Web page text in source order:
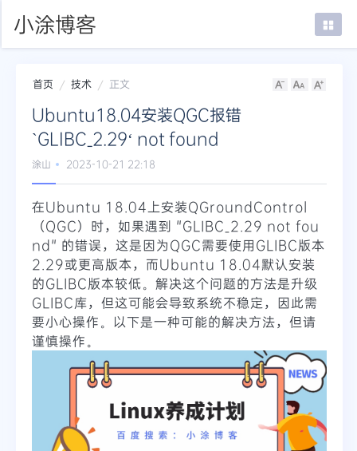
小涂博客
在线SSH
mTab书签
首页 技术 正文
Ubuntu18.04安装QGC报错
`GLIBC_2.29‘ not found
涂山 2023-10-21 22:18
在Ubuntu 18.04上安装QGroundControl
（QGC）时，如果遇到 "GLIBC_2.29 not fou
nd" 的错误，这是因为QGC需要使用GLIBC版本
2.29或更高版本，而Ubuntu 18.04默认安装
的GLIBC版本较低。解决这个问题的方法是升级
GLIBC库，但这可能会导致系统不稳定，因此需
要小心操作。以下是一种可能的解决方法，但请
谨慎操作。